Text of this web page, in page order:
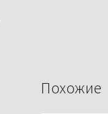
Похожие